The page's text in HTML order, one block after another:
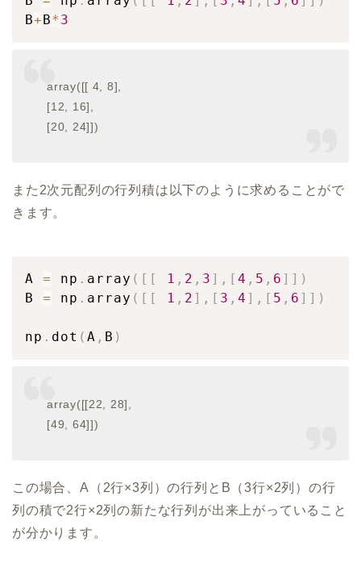
B+B* 3
array([[ 4, 8],
[12, 16],
[20, 24]])
また2次元配列の行列積は以下のように求めることがで
きます。
A = np . array ( [ [ 1 , 2 , 3 ] , [ 4 , 5 , 6 ] ] )
B = np . array ( [ [ 1 , 2 ] , [ 3 , 4 ] , [ 5 , 6 ] ] )
np . dot ( A , B )
array([[22, 28],
[49, 64]])
この場合、A（2行×3列）の行列とB（3行×2列）の行
列の積で2行×2列の新たな行列が出来上がっていること
が分かります。